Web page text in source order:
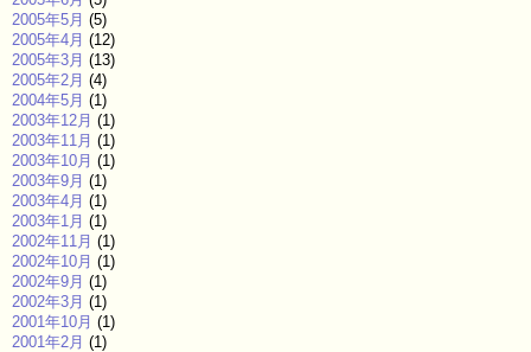
2005年5月 (5)
2005年4月 (12)
2005年3月 (13)
2005年2月 (4)
2004年5月 (1)
2003年12月 (1)
2003年11月 (1)
2003年10月 (1)
2003年9月 (1)
2003年4月 (1)
2003年1月 (1)
2002年11月 (1)
2002年10月 (1)
2002年9月 (1)
2002年3月 (1)
2001年10月 (1)
2001年2月 (1)